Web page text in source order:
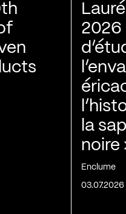
2026
la
noire
Enclume
03.07.2026